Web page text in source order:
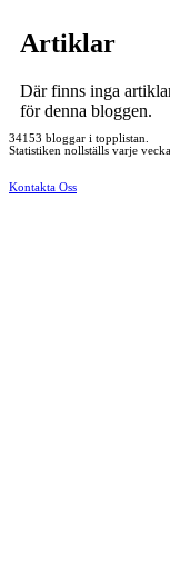
Artiklar
Där finns inga
för denna bloggen.
34153 bloggar i topplistan.
Statistiken nollställs varje vecka.
Kontakta Oss